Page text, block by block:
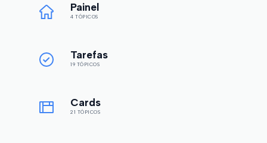
Painel
4 TÓPICOS
Tarefas
19 TÓPICOS
Cards
21 TÓPICOS